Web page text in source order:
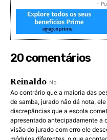
-
20 comentários
Reinaldo No
Ao contrário que a maioria das
de samba, jurado não dá nota,
discrepâncias que a escola
apresentado antecipadamente a
visão do jurado com erro ele